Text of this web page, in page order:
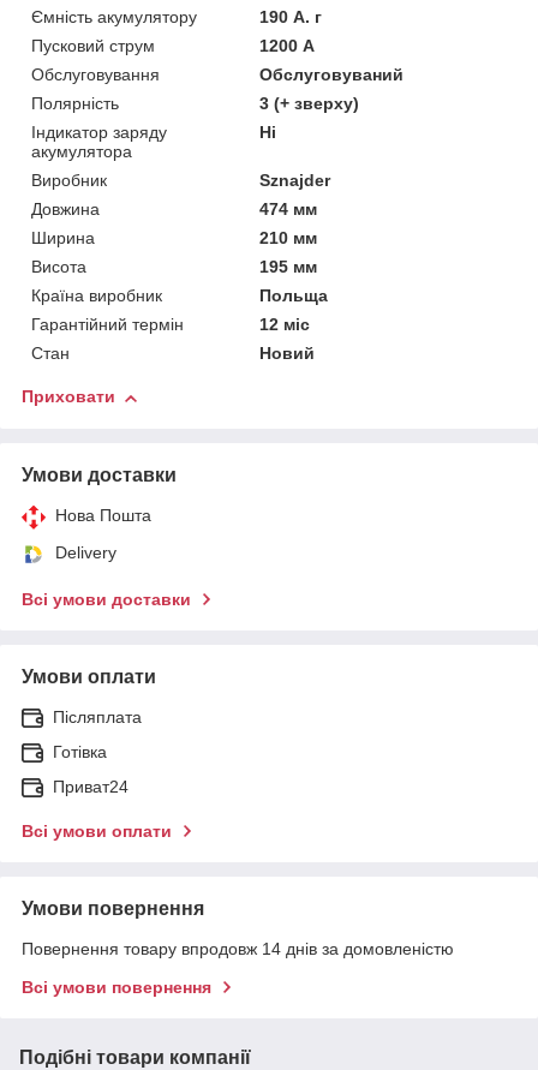
Ємність акумулятору
190 А. г
Пусковий струм
1200 А
Обслуговування
Обслуговуваний
Полярність
3 (+ зверху)
Індикатор заряду
акумулятора
Ні
Виробник
Sznajder
Довжина
474 мм
Ширина
210 мм
Висота
195 мм
Країна виробник
Польща
Гарантійний термін
12 міс
Стан
Новий
Приховати
Умови доставки
Нова Пошта
Delivery
Всі умови доставки
Умови оплати
Післяплата
Готівка
Приват24
Всі умови оплати
Умови повернення
Повернення товару впродовж 14 днів за домовленістю
Всі умови повернення
Подібні товари компанії